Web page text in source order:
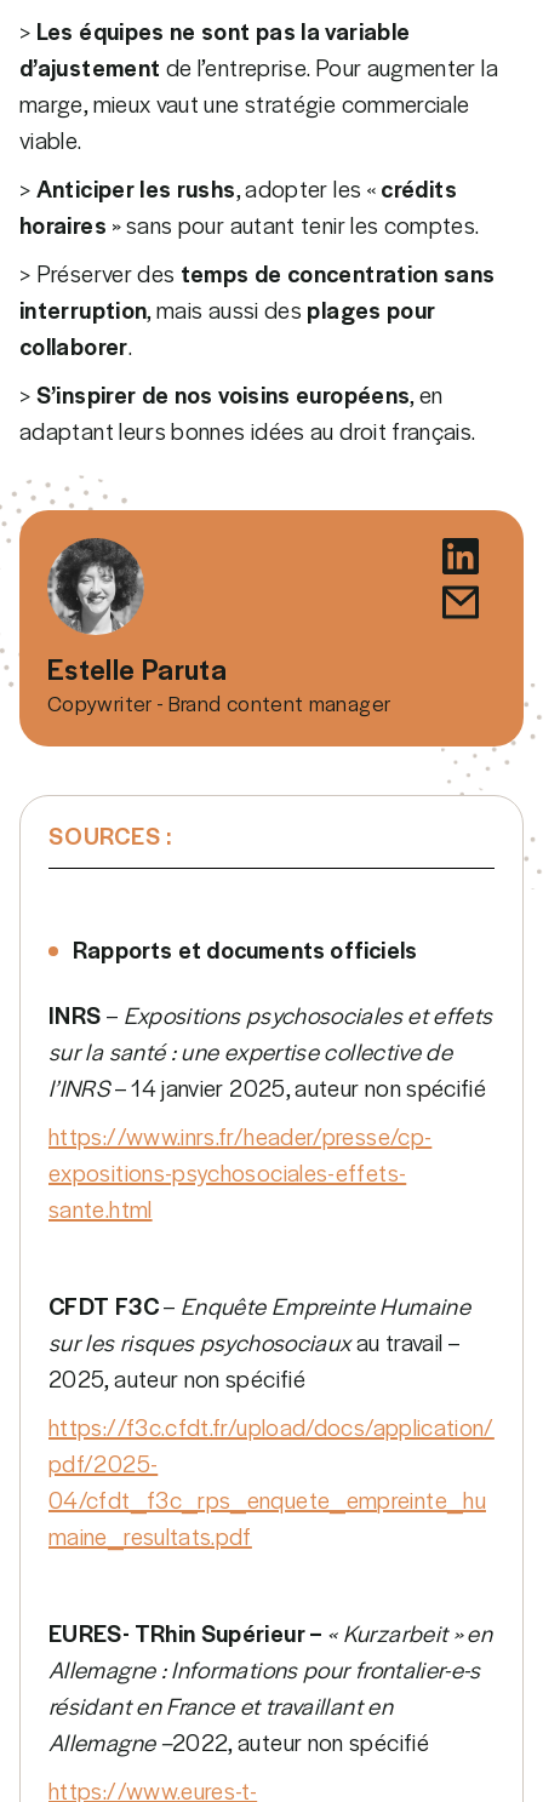
> Les équipes ne sont pas la variable
d’ajustement de l’entreprise. Pour augmenter la
marge, mieux vaut une stratégie commerciale
viable.
>Anticiper les rushs, adopter les «crédits
horaires » sans pour autant tenir les comptes.
> Préserver des temps de concentration sans
interruption, mais aussi des plages pour
collaborer.
>S’inspirer de nos voisins européens, en
adaptant leurs bonnes idées au droit français.
Estelle Paruta
Copywriter - Brand content manager
SOURCES :
Rapports et documents officiels
INRS– Expositions psychosociales et effets
sur la santé : une expertise collective de
l’INRS– 14 janvier 2025, auteur non spécifié
https://www.inrs.fr/header/presse/cp-
expositions-psychosociales-effets-
sante.html
CFDT F3C– Enquête Empreinte Humaine
sur les risques psychosociauxau travail –
2025, auteur non spécifié
https://f3c.cfdt.fr/upload/docs/application/
pdf/2025-
04/cfdt_f3c_rps_enquete_empreinte_hu
maine_resultats.pdf
EURES- TRhin Supérieur – « Kurzarbeit » en
Allemagne : Informations pour frontalier-e-s
résidant en France et travaillant en
Allemagne –2022, auteur non spécifié
https://www.eures-t-